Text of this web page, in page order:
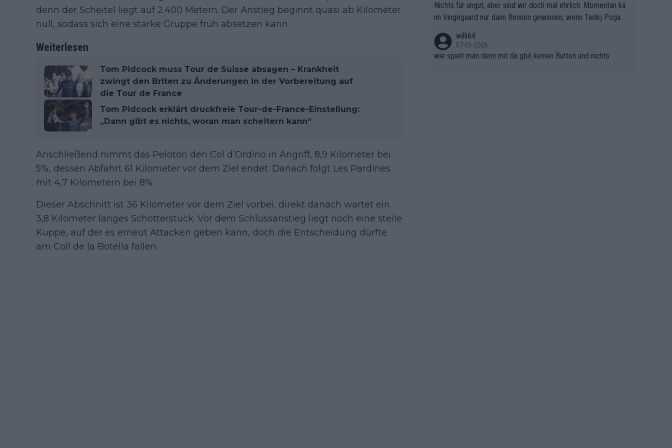
denn der Scheitel liegt auf 2.400 Metern. Der Anstieg beginnt quasi ab Kilometer
null, sodass sich eine starke Gruppe früh absetzen kann.
Weiterlesen
Tom Pidcock muss Tour de Suisse absagen – Krankheit
zwingt den Briten zu Änderungen in der Vorbereitung auf
die Tour de France
Tom Pidcock erklärt druckfreie Tour-de-France-Einstellung:
„Dann gibt es nichts, woran man scheitern kann“
Anschließend nimmt das Peloton den Col d’Ordino in Angriff, 8,9 Kilometer bei
5%, dessen Abfahrt 61 Kilometer vor dem Ziel endet. Danach folgt Les Pardines
mit 4,7 Kilometern bei 8%.
Dieser Abschnitt ist 36 Kilometer vor dem Ziel vorbei, direkt danach wartet ein
3,8 Kilometer langes Schotterstück. Vor dem Schlussanstieg liegt noch eine steile
Kuppe, auf der es erneut Attacken geben kann, doch die Entscheidung dürfte
am Coll de la Botella fallen.
große Finale Richtung Nizza. Niewiadoma hat psychologisch O
berwasser, aber SD Worx und Vollering müssen jetzt All-In ge
hen. (gregmann)
Nichts für ungut, aber sind wir doch mal ehrlich: Momentan ka
nn Vingegaard nur dann Rennen gewinnen, wenn Tadej Pogaca
willi64
07-05-2026
wie spielt man denn mit da gbit keinen Button und nichts